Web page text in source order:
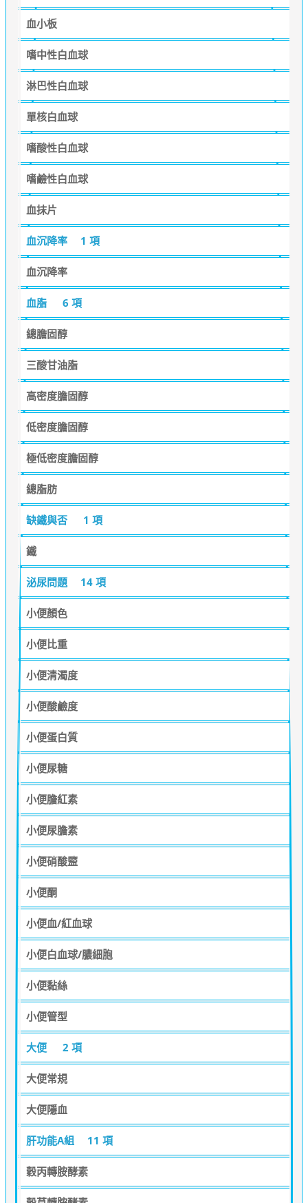
血小板
嗜中性白血球
淋巴性白血球
單核白血球
嗜酸性白血球
嗜鹼性白血球
血抹片
血沉降率 1 項
血沉降率
血脂 6 項
總膽固醇
三酸甘油脂
高密度膽固醇
低密度膽固醇
極低密度膽固醇
總脂肪
缺鐵與否 1 項
鐵
泌尿問題 14 項
小便顏色
小便比重
小便清濁度
小便酸鹼度
小便蛋白質
小便尿糖
小便膽紅素
小便尿膽素
小便硝酸盬
小便酮
小便血/紅血球
小便白血球/膿細胞
小便黏絲
小便管型
大便 2 項
大便常規
大便隱血
肝功能A組 11 項
穀丙轉胺酵素